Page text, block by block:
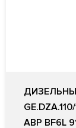
АВР BF6L